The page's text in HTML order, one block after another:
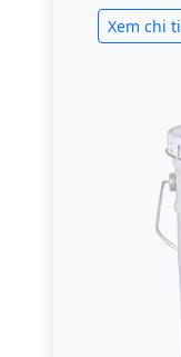
Xem chi